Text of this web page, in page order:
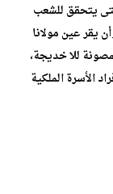
يتحقق للشعب
يقر عين مولانا
للا خديجة،
الأسرة الملكية